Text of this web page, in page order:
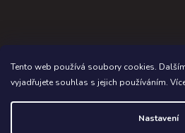
Tento web používá soubory cookies.
vyjadřujete souhlas s jejich používáním.
Nastavení
Copyright 2026Paddleboardy.cz.